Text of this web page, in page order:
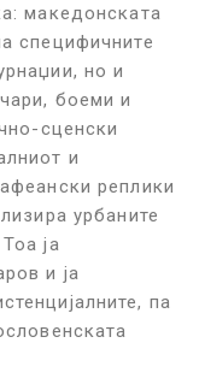
македонската
специфичните
но и
боеми и
сценски
и
реплики
урбаните
ја
и ја
па